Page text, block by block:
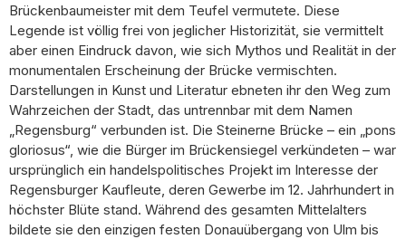
Brückenbaumeister mit dem Teufel vermutete. Diese
Legende ist völlig frei von jeglicher Historizität, sie vermittelt
aber einen Eindruck davon, wie sich Mythos und Realität in der
monumentalen Erscheinung der Brücke vermischten.
Darstellungen in Kunst und Literatur ebneten ihr den Weg zum
Wahrzeichen der Stadt, das untrennbar mit dem Namen
„Regensburg“ verbunden ist. Die Steinerne Brücke – ein „pons
gloriosus“, wie die Bürger im Brückensiegel verkündeten – war
ursprünglich ein handelspolitisches Projekt im Interesse der
Regensburger Kaufleute, deren Gewerbe im 12. Jahrhundert in
höchster Blüte stand. Während des gesamten Mittelalters
bildete sie den einzigen festen Donauübergang von Ulm bis